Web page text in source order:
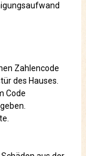
Zahlencode
des Hauses.
Code